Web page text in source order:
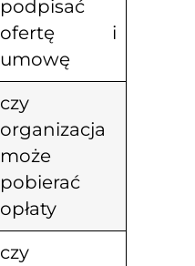
podpisać
ofertę i
umowę
czy
organizacja
może
pobierać
opłaty
czy